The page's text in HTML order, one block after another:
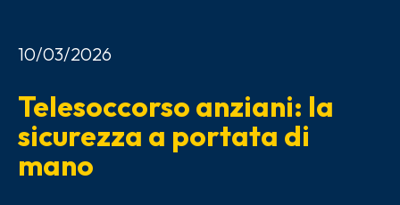
10/03/2026
Telesoccorso anziani: la
sicurezza a portata di
mano